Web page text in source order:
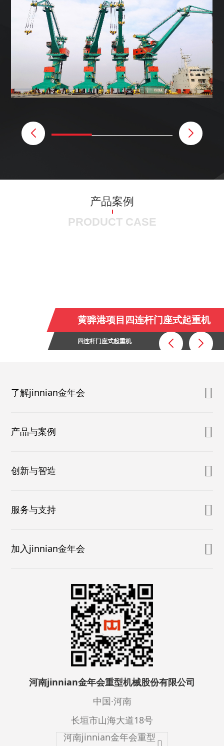
产品案例
PRODUCT CASE
黄骅港项目四连杆门座式起重机
四连杆门座式起重机
了解jinnian金年会
产品与案例
创新与智造
服务与支持
加入jinnian金年会
河南jinnian金年会重型机械股份有限公司
中国·河南
长垣市山海大道18号
河南jinnian金年会重型